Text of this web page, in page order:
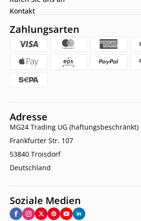
Kontakt
Zahlungsarten
Adresse
MG24 Trading UG (haftungsbeschränkt)
Frankfurter Str. 107
53840 Troisdorf
Deutschland
Soziale Medien